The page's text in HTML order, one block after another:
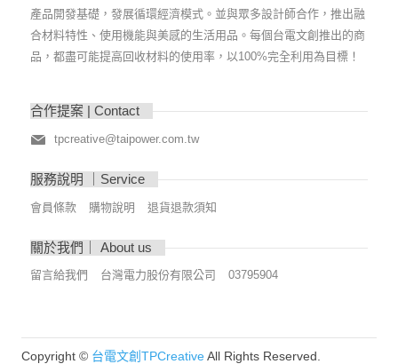
合作提案 | Contact
tpcreative@taipower.com.tw
服務說明 ｜Service
會員條款 購物說明 退貨退款須知
關於我們｜ About us
留言給我們 台灣電力股份有限公司 03795904
產品開發基礎，發展循環經濟模式。並與眾多設計師合作，推出融
合材料特性、使用機能與美感的生活用品。每個台電文創推出的商
品，都盡可能提高回收材料的使用率，以100%完全利用為目標！
Copyright © 台電文創TPCreativeAll Rights Reserved.